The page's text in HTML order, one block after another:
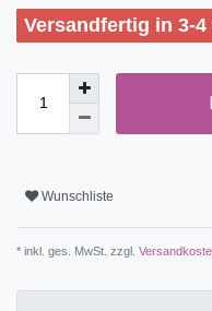
Versandfertig in 3-4
Wunschliste
* inkl. ges. MwSt. zzgl.